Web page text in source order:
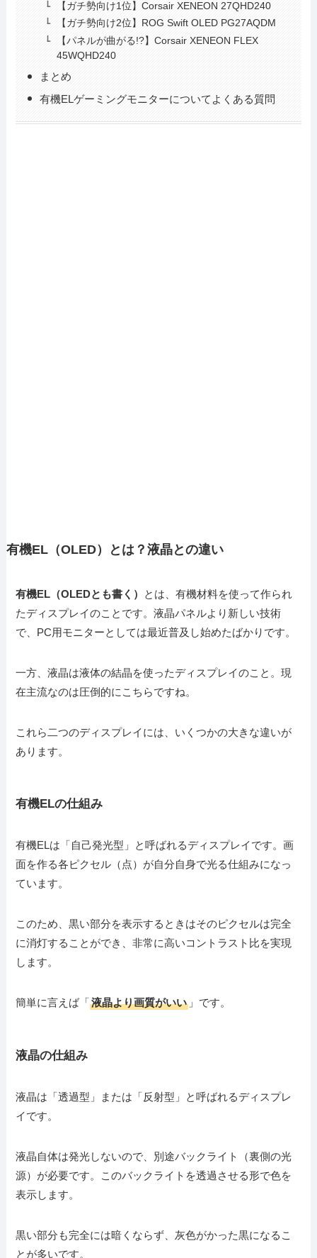
【ガチ勢向け1位】Corsair XENEON 27QHD240
【ガチ勢向け2位】ROG Swift OLED PG27AQDM
【パネルが曲がる!?】Corsair XENEON FLEX
45WQHD240
まとめ
有機ELゲーミングモニターについてよくある質問
有機EL（OLED）とは？液晶との違い
有機EL（OLEDとも書く） とは、有機材料を使って作られ
たディスプレイのことです。液晶パネルより新しい技術
で、PC用モニターとしては最近普及し始めたばかりです。
一方、液晶は液体の結晶を使ったディスプレイのこと。現
在主流なのは圧倒的にこちらですね。
これら二つのディスプレイには、いくつかの大きな違いが
あります。
有機ELの仕組み
有機ELは「自己発光型」と呼ばれるディスプレイです。画
面を作る各ピクセル（点）が自分自身で光る仕組みになっ
ています。
このため、黒い部分を表示するときはそのピクセルは完全
に消灯することができ、非常に高いコントラスト比を実現
します。
簡単に言えば「液晶より画質がいい 」です。
液晶の仕組み
液晶は「透過型」または「反射型」と呼ばれるディスプレ
イです。
液晶自体は発光しないので、別途バックライト（裏側の光
源）が必要です。このバックライトを透過させる形で色を
表示します。
黒い部分も完全には暗くならず、灰色がかった黒になるこ
とが多いです。